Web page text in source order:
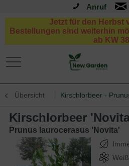
Anruf
Jetzt für den Herbst
Bestellungen sind weiterhin
ab KW
Übersicht Kirschlorbeer -
Kirschlorbeer
Prunus laurocerasus 'Novita'
Weiß